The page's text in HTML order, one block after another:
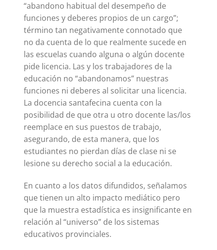
“abandono habitual del desempeño de
funciones y deberes propios de un cargo”;
término tan negativamente connotado que
no da cuenta de lo que realmente sucede en
las escuelas cuando alguna o algún docente
pide licencia. Las y los trabajadores de la
educación no “abandonamos” nuestras
funciones ni deberes al solicitar una licencia.
La docencia santafecina cuenta con la
posibilidad de que otra u otro docente las/los
reemplace en sus puestos de trabajo,
asegurando, de esta manera, que los
estudiantes no pierdan días de clase ni se
lesione su derecho social a la educación.
En cuanto a los datos difundidos, señalamos
que tienen un alto impacto mediático pero
que la muestra estadística es insignificante en
relación al “universo” de los sistemas
educativos provinciales.